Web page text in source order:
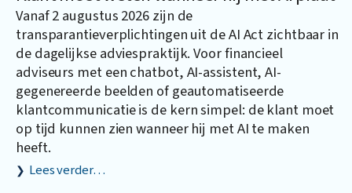
Vanaf 2 augustus 2026 zijn de
transparantieverplichtingen uit de AI Act zichtbaar in
de dagelijkse adviespraktijk. Voor financieel
adviseurs met een chatbot, AI-assistent, AI-
gegenereerde beelden of geautomatiseerde
klantcommunicatie is de kern simpel: de klant moet
op tijd kunnen zien wanneer hij met AI te maken
heeft.
Lees verder…